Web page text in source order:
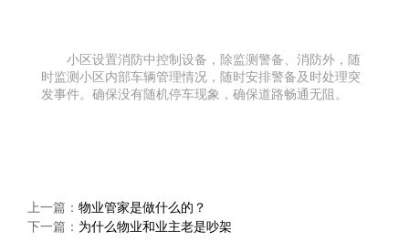
小区设置消防中控制设备，除监测警备、消防外，随
时监测小区内部车辆管理情况，随时安排警备及时处理突
发事件。确保没有随机停车现象，确保道路畅通无阻。
上一篇： 物业管家是做什么的？
下一篇： 为什么物业和业主老是吵架